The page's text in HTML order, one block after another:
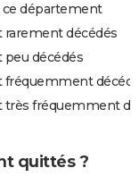
ce département
décédés
décédés
fréquemment
très fréquemment
quittés ?